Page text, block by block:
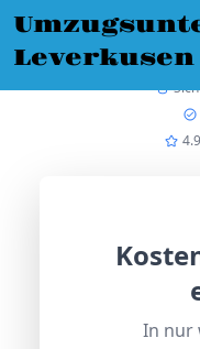
Leverkusen
In nur